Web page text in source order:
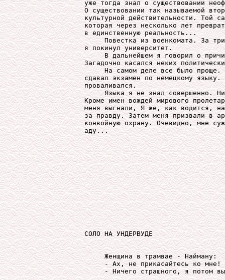
уже тогда знал о существовании
О существовании так называемой
культурной действительности. Той
которая через несколько лет
в единственную реальность...
Повестка из военкомата. За
я покинул университет.
В дальнейшем я говорил о
Загадочно касался неких
На самом деле все было проще.
сдавал экзамен по немецкому
проваливался.
Языка я не знал совершенно.
Кроме имен вождей мирового
меня выгнали, Я же, как водится,
за правду. Затем меня призвали в
конвойную охрану. Очевидно, мне
СОЛО НА УНДЕРВУДЕ
     Женщина в трамвае - Найману:
     - Ах, не прикасайтесь ко мне!
- Ничего страшного, я потом